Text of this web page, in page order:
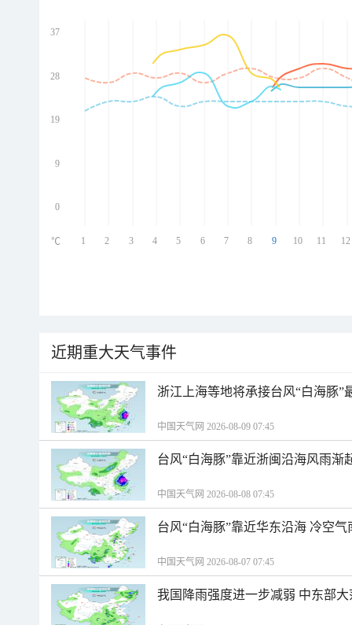
37
28
19
9
0
1 2 3 4 5 6 7 8 9 10 11 12
℃
近期重大天气事件
浙江上海等地将承接台风“白海豚”
中国天气网 2026-08-09 07:45
台风“白海豚”靠近浙闽沿海风雨渐
中国天气网 2026-08-08 07:45
台风“白海豚”靠近华东沿海 冷空
中国天气网 2026-08-07 07:45
我国降雨强度进一步减弱 中东部